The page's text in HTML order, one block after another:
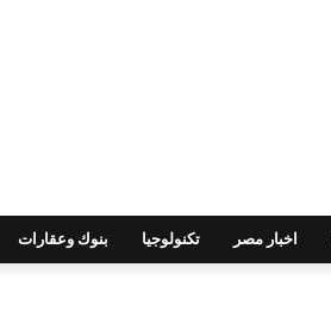
اخبار مصر تكنولوجيا بنوك وعقارات